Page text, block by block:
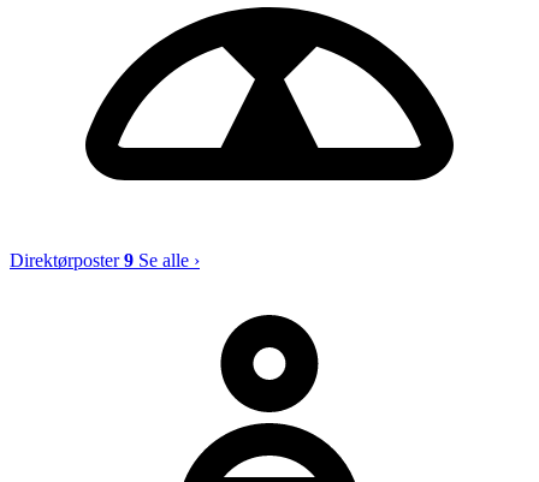
Direktørposter9 Se alle ›